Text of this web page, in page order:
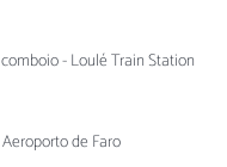
- Loulé Train Station
de Faro